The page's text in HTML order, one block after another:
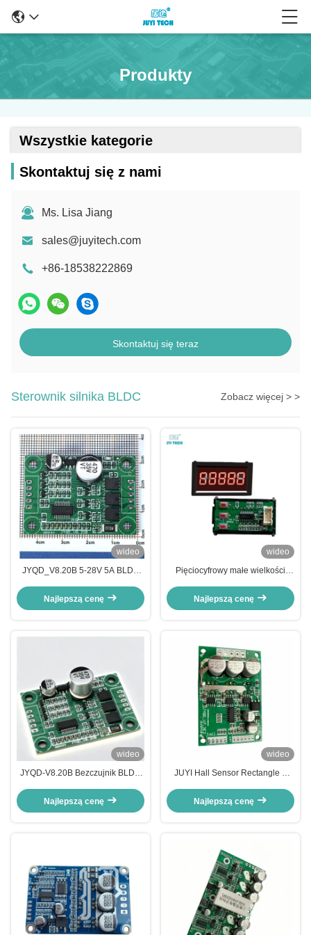
Produkty
Wszystkie kategorie
Skontaktuj się z nami
Ms. Lisa Jiang
sales@juyitech.com
+86-18538222869
Skontaktuj się teraz
Sterownik silnika BLDC Zobacz więcej > >
wideo
JYQD_V8.20B 5-28V 5A BLDC
Najlepszą cenę
wideo
Pięciocyfrowy małe wielkości
DC bezszczotkowy moduł
wyświetlania prędkości kierowcy
Najlepszą cenę
wideo
JYQD-V8.20B Bezczujnik BLDC
sterownik 5V-28V dla silników
bez szczotek z IC JY02A
Najlepszą cenę
wideo
JUYI Hall Sensor Rectangle 3
wsparciem technicznym
Najlepszą cenę